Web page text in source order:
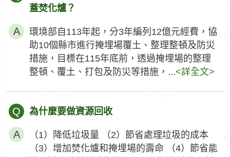
蓋焚化爐？
環境部自113年起，分3年編列12億元經費，協
助10個縣市進行掩埋場覆土、整理整頓及防災
措施，目標在115年底前，透過掩埋場的整理
整頓、覆土、打包及防災等措施，...<詳全文>
Q 為什麼要做資源回收
（1）降低垃圾量 （2）節省處理垃圾的成本
（3）增加焚化爐和掩埋場的壽命 （4）節省能